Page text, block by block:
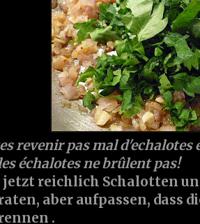
revenir pas mal
échalotes ne brûlent pas!
jetzt reichlich Schalotten
aber aufpassen, dass
.